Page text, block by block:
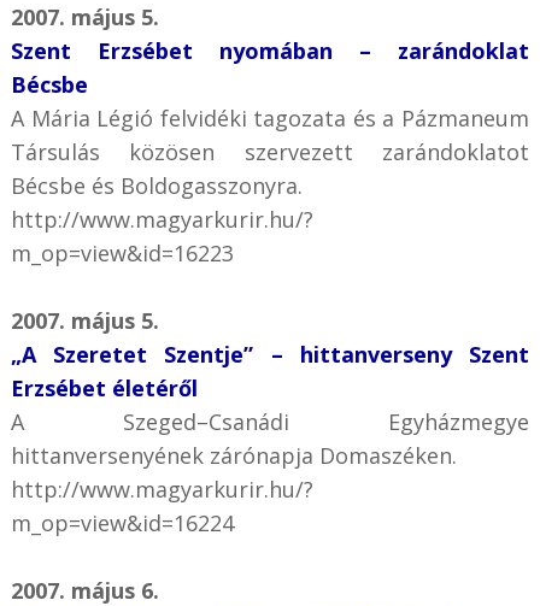
2007. május 5.
Szent Erzsébet nyomában – zarándoklat
Bécsbe
A Mária Légió felvidéki tagozata és a Pázmaneum
Társulás közösen szervezett zarándoklatot
Bécsbe és Boldogasszonyra.
http://www.magyarkurir.hu/?
m_op=view&id=16223
2007. május 5.
„A Szeretet Szentje” – hittanverseny Szent
Erzsébet életéről
A Szeged–Csanádi Egyházmegye
hittanversenyének zárónapja Domaszéken.
http://www.magyarkurir.hu/?
m_op=view&id=16224
2007. május 6.